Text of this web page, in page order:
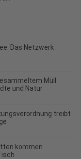
Das Netzwerk
Müll:
und Natur
treibt
kommen